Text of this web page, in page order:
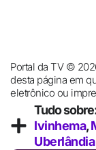
Portal da TV ©
desta página em
eletrônico ou
Tudo
Ivinhema,
Uberlândia